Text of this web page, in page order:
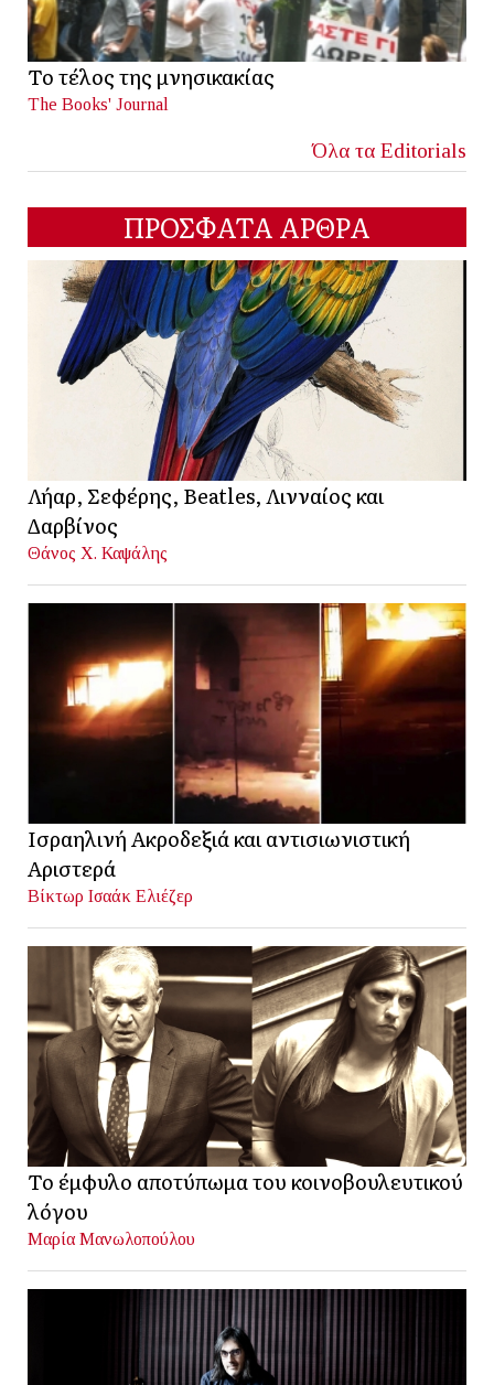
Το τέλος της μνησικακίας
The Books' Journal
Όλα τα Editorials
ΠΡΟΣΦΑΤΑ ΑΡΘΡΑ
Λήαρ, Σεφέρης, Beatles, Λινναίος και
Δαρβίνος
Θάνος Χ. Καψάλης
Ισραηλινή Ακροδεξιά και αντισιωνιστική
Αριστερά
Βίκτωρ Ισαάκ Ελιέζερ
Το έμφυλο αποτύπωμα του κοινοβουλευτικού
λόγου
Μαρία Μανωλοπούλου